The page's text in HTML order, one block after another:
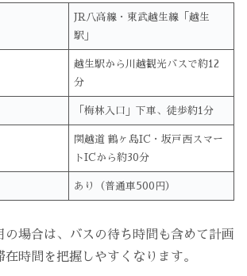
JR八高線・東武越生線「越生
駅」
越生駅から川越観光バスで約12
分
「梅林入口」下車、徒歩約1分
関越道 鶴ヶ島IC・坂戸西スマー
トICから約30分
あり（普通車500円）
の場合は、バスの待ち時間も含めて計画
時間を把握しやすくなります。